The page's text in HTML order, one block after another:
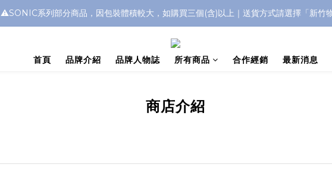
浮水太陽眼鏡🌊 全面升級新上市🎉
⚠️SONIC系列部分商品，因包裝體積較大，如購買三個(含)以上｜送貨方式請選擇「新竹物
浮水太陽眼鏡🌊 全面升級新上市🎉
首頁
品牌介紹 品牌人物誌 所有商品 合作經銷 最新消息
商店介紹